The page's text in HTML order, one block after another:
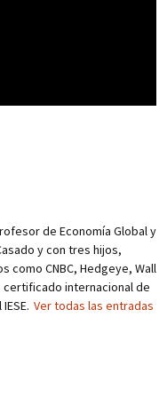
de Economía Global y
y con tres hijos,
como CNBC, Hedgeye, Wall
certificado internacional de
Ver todas las entradas